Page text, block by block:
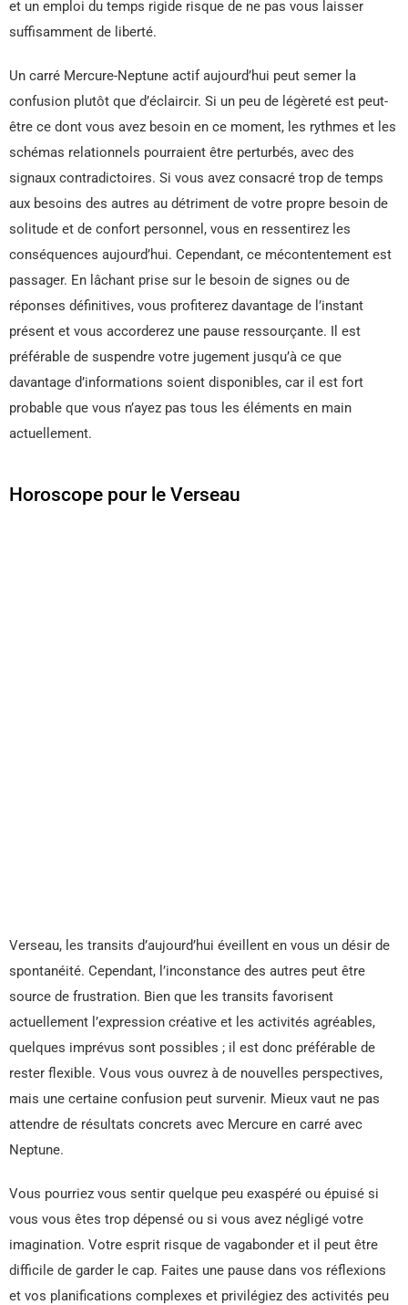
et un emploi du temps rigide risque de ne pas vous laisser
suffisamment de liberté.
Un carré Mercure-Neptune actif aujourd’hui peut semer la
confusion plutôt que d’éclaircir. Si un peu de légèreté est peut-
être ce dont vous avez besoin en ce moment, les rythmes et les
schémas relationnels pourraient être perturbés, avec des
signaux contradictoires. Si vous avez consacré trop de temps
aux besoins des autres au détriment de votre propre besoin de
solitude et de confort personnel, vous en ressentirez les
conséquences aujourd’hui. Cependant, ce mécontentement est
passager. En lâchant prise sur le besoin de signes ou de
réponses définitives, vous profiterez davantage de l’instant
présent et vous accorderez une pause ressourçante. Il est
préférable de suspendre votre jugement jusqu’à ce que
davantage d’informations soient disponibles, car il est fort
probable que vous n’ayez pas tous les éléments en main
actuellement.
Horoscope pour le Verseau
Verseau, les transits d’aujourd’hui éveillent en vous un désir de
spontanéité. Cependant, l’inconstance des autres peut être
source de frustration. Bien que les transits favorisent
actuellement l’expression créative et les activités agréables,
quelques imprévus sont possibles ; il est donc préférable de
rester flexible. Vous vous ouvrez à de nouvelles perspectives,
mais une certaine confusion peut survenir. Mieux vaut ne pas
attendre de résultats concrets avec Mercure en carré avec
Neptune.
Vous pourriez vous sentir quelque peu exaspéré ou épuisé si
vous vous êtes trop dépensé ou si vous avez négligé votre
imagination. Votre esprit risque de vagabonder et il peut être
difficile de garder le cap. Faites une pause dans vos réflexions
et vos planifications complexes et privilégiez des activités peu